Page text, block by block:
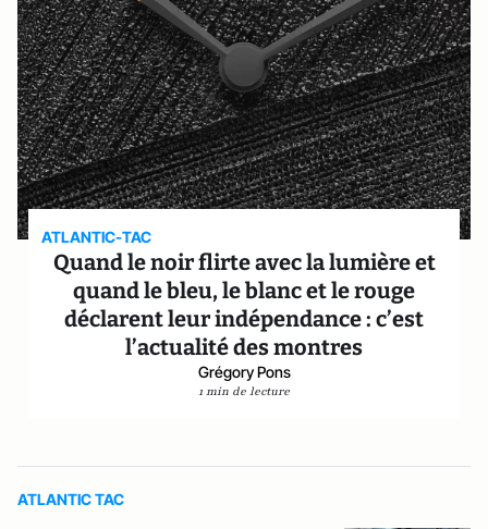
ATLANTIC-TAC
Quand le noir flirte avec la lumière et
quand le bleu, le blanc et le rouge
déclarent leur indépendance : c’est
l’actualité des montres
Grégory Pons
1 min de lecture
ATLANTIC TAC